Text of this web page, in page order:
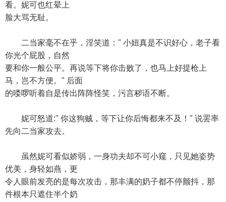
看。妮可也红晕上
脸大骂无耻。
二当家毫不在乎，淫笑道：" 小妞真是不识好心，老子看
你光个屁股，自然
要和你一般公平。再说等下将你击败了，也马上好提枪上
马，岂不方便。" 后面
的喽啰听着自是传出阵阵怪笑，污言秽语不断。
妮可怒道:" 你这狗贼，等下让你后悔都来不及！" 说罢率
先向二当家攻去。
虽然妮可看似娇弱，一身功夫却不可小窥，只见她姿势
优美，身轻如燕，更
令人眼前发亮的是每次攻击，那丰满的奶子都不停颤抖，那
件根本只遮住半个奶